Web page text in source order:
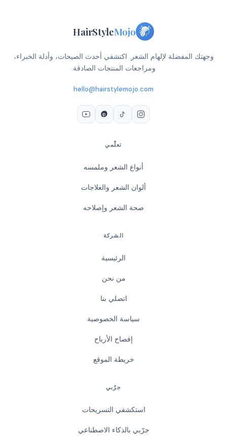
HairStyleMojo
وجهتك المفضلة لإلهام الشعر. اكتشفي أحدث الصيحات، وأدلة الخبراء،
ومراجعات المنتجات الصادقة.
hello@hairstylemojo.com
تعلّمي
أنواع الشعر وملمسه
ألوان الشعر والعلاجات
صحة الشعر وإصلاحه
الشركة
الرئيسية
من نحن
اتصلي بنا
سياسة الخصوصية
إفصاح الأرباح
خريطة الموقع
جرّبي
استكشفي التسريحات
جرّبي بالذكاء الاصطناعي